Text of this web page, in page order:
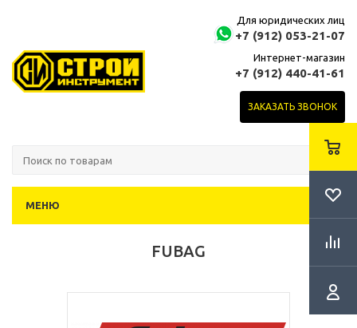
Для юридических лиц
+7 (912) 053-21-07
Интернет-магазин
+7 (912) 440-41-61
ЗАКАЗАТЬ ЗВОНОК
МЕНЮ
FUBAG